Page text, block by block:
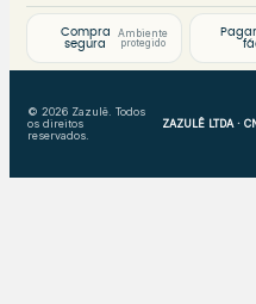
Compra
segura
Ambiente
protegido
© 2026 Zazulê. Todos
os direitos
reservados.
ZAZULÊ LTDA ·